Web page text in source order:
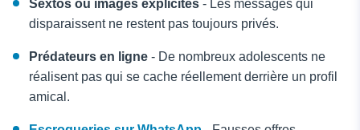
Sextos ou images explicites - Les messages qui
disparaissent ne restent pas toujours privés.
Prédateurs en ligne - De nombreux adolescents ne
réalisent pas qui se cache réellement derrière un profil
amical.